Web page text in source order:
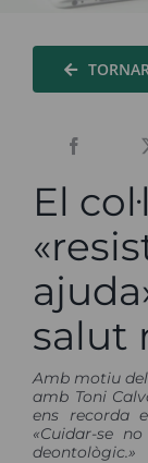
El
salut
Amb motiu
amb Toni
ens recorda
«Cuidar-se
deontològic.»